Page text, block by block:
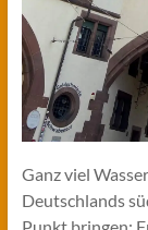
Ganz viel
Deutschlands